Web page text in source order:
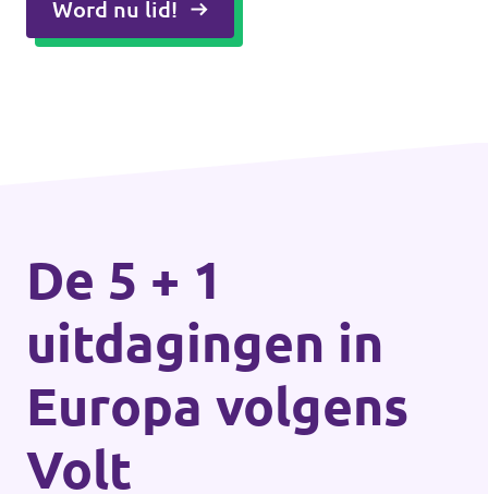
Word nu lid!
De 5 + 1
uitdagingen in
Europa volgens
Volt